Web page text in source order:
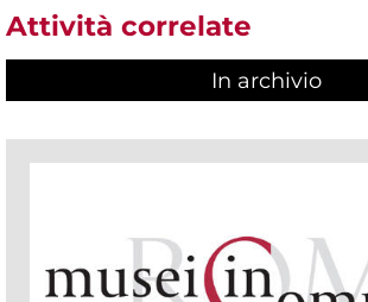
Attività correlate
In archivio